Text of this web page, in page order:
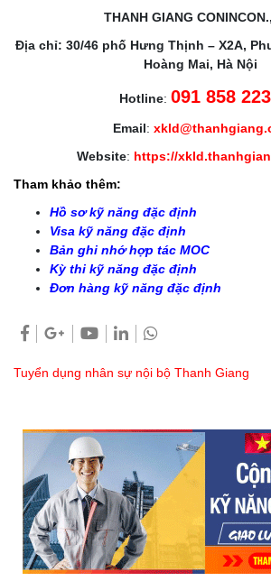
THANH GIANG
Địa chỉ: 30/46 phố Hưng Thịnh – X2A,
Hoàng Mai, Hà Nội
Hotline: 091 858
Email:
Website: https://
Tham khảo thêm:
Hồ sơ kỹ năng đặc định
Visa kỹ năng đặc định
Bản ghi nhớ hợp tác MOC
Kỳ thi kỹ năng đặc định
Đơn hàng kỹ năng đặc định
Tuyển dụng nhân sự nội bộ Thanh Giang